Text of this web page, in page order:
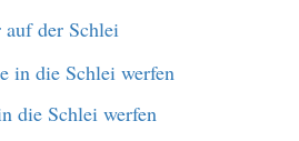
der Schlei
die Schlei werfen